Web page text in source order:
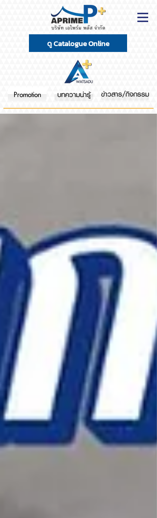
ดู Catalogue Online
Promotion บทความน่ารู้ ข่าวสาร/กิจกรรม